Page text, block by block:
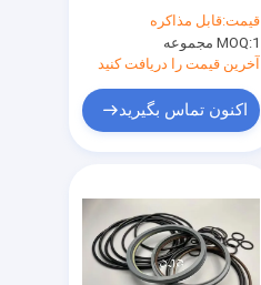
مواد ارتجاعی خوب
قیمت:قابل مذاکره
MOQ:1 مجموعه
آخرین قیمت را دریافت کنید
اکنون تماس بگیرید